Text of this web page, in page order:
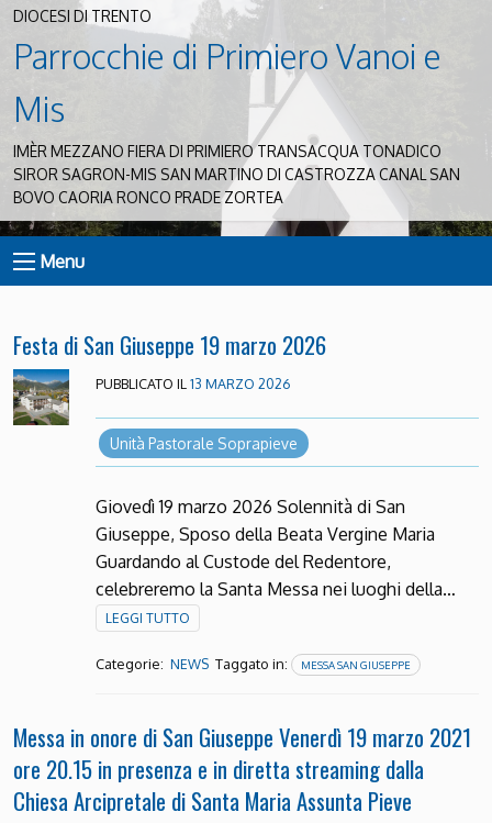
DIOCESI DI TRENTO
Parrocchie di Primiero Vanoi e
Mis
IMÈR MEZZANO FIERA DI PRIMIERO TRANSACQUA TONADICO
SIROR SAGRON-MIS SAN MARTINO DI CASTROZZA CANAL SAN
BOVO CAORIA RONCO PRADE ZORTEA
Menu
Festa di San Giuseppe 19 marzo 2026
PUBBLICATO IL 13 MARZO 2026
Unità Pastorale Soprapieve
Giovedì 19 marzo 2026 Solennità di San
Giuseppe, Sposo della Beata Vergine Maria
Guardando al Custode del Redentore,
celebreremo la Santa Messa nei luoghi della…
LEGGI TUTTO
Categorie: NEWS Taggato in: MESSA SAN GIUSEPPE
Messa in onore di San Giuseppe Venerdì 19 marzo 2021
ore 20.15 in presenza e in diretta streaming dalla
Chiesa Arcipretale di Santa Maria Assunta Pieve